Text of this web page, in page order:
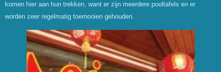
komen hier aan hun trekken, want er zijn meerdere pooltafels en er
worden zeer regelmatig toernooien gehouden.